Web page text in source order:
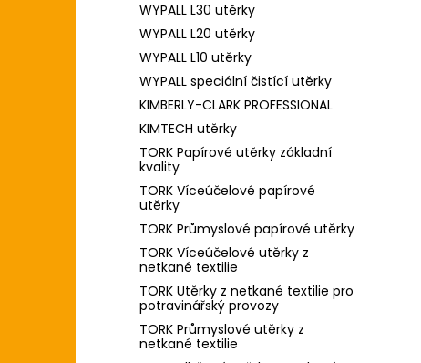
WYPALL L30 utěrky
WYPALL L20 utěrky
WYPALL L10 utěrky
WYPALL speciální čistící utěrky
KIMBERLY-CLARK PROFESSIONAL
KIMTECH utěrky
TORK Papírové utěrky základní
kvality
TORK Víceúčelové papírové
utěrky
TORK Průmyslové papírové utěrky
TORK Víceúčelové utěrky z
netkané textilie
TORK Utěrky z netkané textilie pro
potravinářský provozy
TORK Průmyslové utěrky z
netkané textilie